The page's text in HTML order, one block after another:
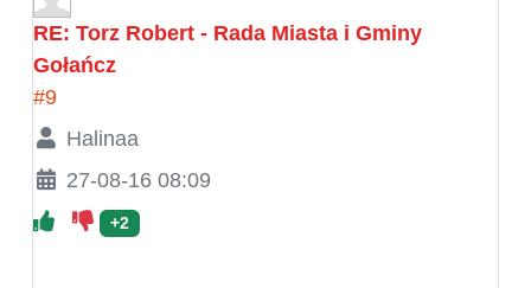
RE: Torz Robert - Rada Miasta i Gminy
Gołańcz
#9
Halinaa
27-08-16 08:09
+2